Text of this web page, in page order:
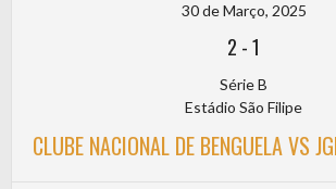
30 de Março, 2025
2 -1
Série B
Estádio São Filipe
CLUBE NACIONAL DE BENGUELA VS